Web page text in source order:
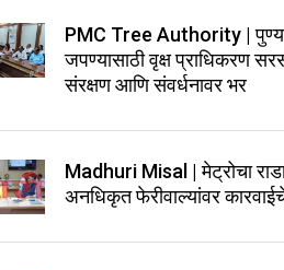
PMC Tree Authority |
जपण्यासाठी वृक्ष प्राधिकरण
संरक्षण आणि संवर्धनावर भर
Madhuri Misal | मेट्रोचा
अनधिकृत फेरीवाल्यांवर